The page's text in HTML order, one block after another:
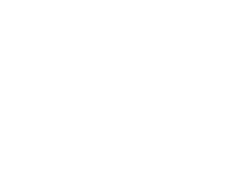
지 쾌적하고 편